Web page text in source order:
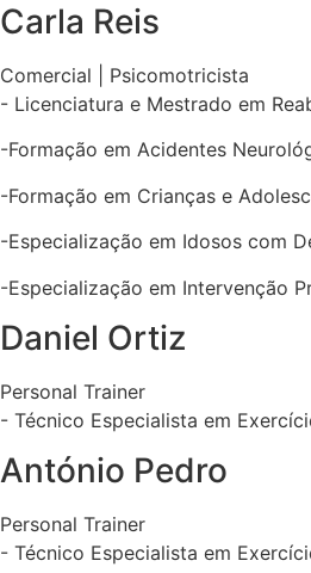
Carla Reis
Comercial | Psicomotricista
- Licenciatura e Mestrado em
-Formação em Acidentes
-Formação em Crianças e
-Especialização em Idosos com
-Especialização em Intervenção
Daniel Ortiz
Personal Trainer
- Técnico Especialista em
António Pedro
Personal Trainer
- Técnico Especialista em